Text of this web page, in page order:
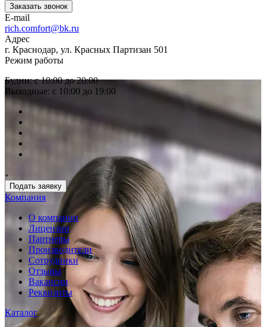
Заказать звонок
E-mail
rich.comfort@bk.ru
Адрес
г. Краснодар, ул. Красных Партизан 501
Режим работы
Будни: с 10:00 до 20:00
Выходные: с 10:00 до 19:00
Подать заявку
Компания
О компании
Лицензии
Партнеры
Производители
Сотрудники
Отзывы
Вакансии
Реквизиты
Каталог